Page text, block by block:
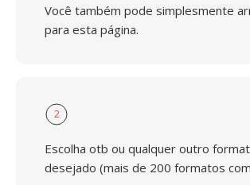
Você também pode simplesmente
para esta página.
2
Escolha otb ou qualquer outro
desejado (mais de 200 formatos